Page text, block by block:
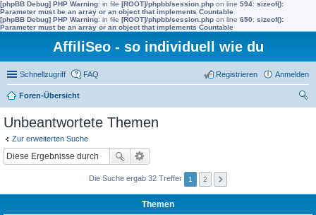
[phpBB Debug] PHP Warning: in file [ROOT]/phpbb/session.php on line 594: sizeof():
Parameter must be an array or an object that implements Countable
[phpBB Debug] PHP Warning: in file [ROOT]/phpbb/session.php on line 650: sizeof():
Parameter must be an array or an object that implements Countable
AffiliSeo - so individuell wie du
Schnellzugriff FAQ Anmelden
Registrieren
Foren-Übersicht
Unbeantwortete Themen
Zur erweiterten Suche
Die Suche ergab 32 Treffer 1 2
Themen